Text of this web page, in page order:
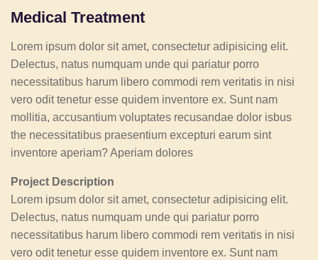
Medical Treatment
Lorem ipsum dolor sit amet, consectetur adipisicing elit.
Delectus, natus numquam unde qui pariatur porro
necessitatibus harum libero commodi rem veritatis in nisi
vero odit tenetur esse quidem inventore ex. Sunt nam
mollitia, accusantium voluptates recusandae dolor isbus
the necessitatibus praesentium excepturi earum sint
inventore aperiam? Aperiam dolores
Project Description
Lorem ipsum dolor sit amet, consectetur adipisicing elit.
Delectus, natus numquam unde qui pariatur porro
necessitatibus harum libero commodi rem veritatis in nisi
vero odit tenetur esse quidem inventore ex. Sunt nam